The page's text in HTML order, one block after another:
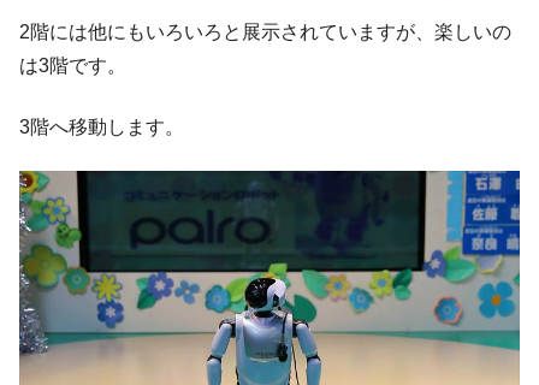
2階には他にもいろいろと展示されていますが、楽しいの
は3階です。
3階へ移動します。